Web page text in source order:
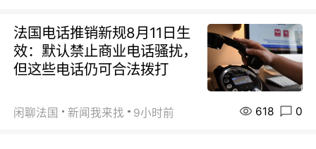
法国电话推销新规8月11日生
效：默认禁止商业电话骚扰，
但这些电话仍可合法拨打
闲聊法国 新闻我来找 9小时前 618 0